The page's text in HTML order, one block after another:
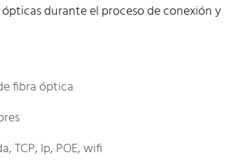
durante el proceso de conexión y
fibra óptica
TCP, Ip, POE, wifi